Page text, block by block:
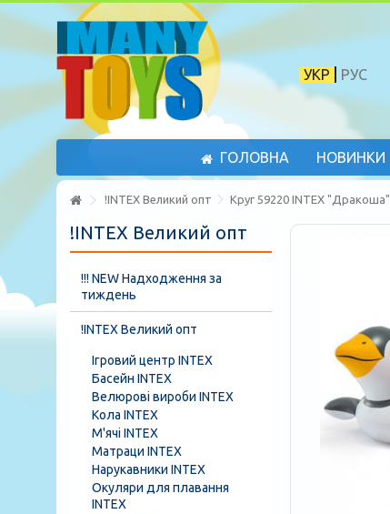
РУС
УКР
ГОЛОВНА НОВИНКИ
!INTEX Великий опт Круг 59220 INTEX "Дракоша"
!INTEX Великий опт
!!! NEW Надходження за
тиждень
!INTEX Великий опт
Ігровий центр INTEX
Басейн INTEX
Велюрові вироби INTEX
Кола INTEX
М'ячі INTEX
Матраци INTEX
Нарукавники INTEX
Окуляри для плавання
INTEX